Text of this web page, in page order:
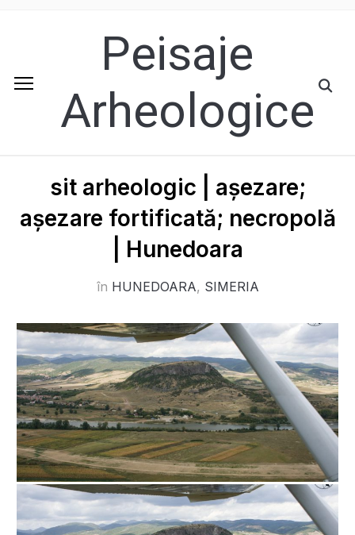
Peisaje
Arheologice
sit arheologic | așezare;
așezare fortificată; necropolă
| Hunedoara
în HUNEDOARA, SIMERIA